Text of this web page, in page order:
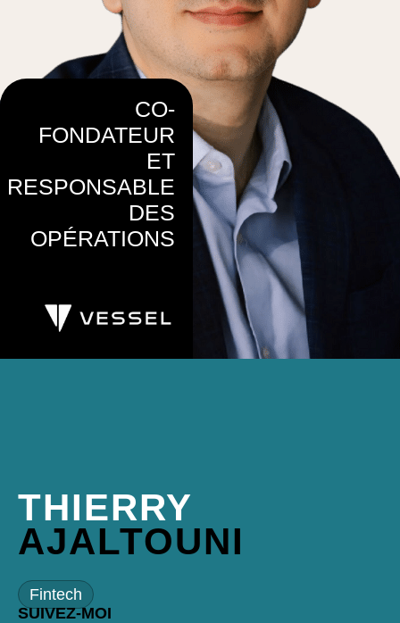
THIERRY
AJALTOUNI
Fintech
SUIVEZ-MOI
CO-
FONDATEUR
ET
RESPONSABLE
DES
OPÉRATIONS